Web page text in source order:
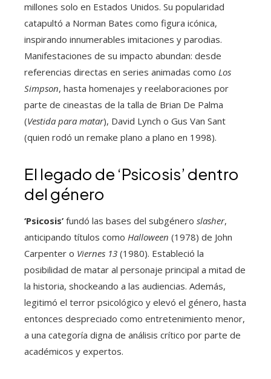
millones solo en Estados Unidos. Su popularidad
catapultó a Norman Bates como figura icónica,
inspirando innumerables imitaciones y parodias.
Manifestaciones de su impacto abundan: desde
referencias directas en series animadas como Los
Simpson, hasta homenajes y reelaboraciones por
parte de cineastas de la talla de Brian De Palma
(Vestida para matar), David Lynch o Gus Van Sant
(quien rodó un remake plano a plano en 1998).
El legado de ‘Psicosis’ dentro
del género
‘Psicosis’ fundó las bases del subgénero slasher,
anticipando títulos como Halloween (1978) de John
Carpenter o Viernes 13 (1980). Estableció la
posibilidad de matar al personaje principal a mitad de
la historia, shockeando a las audiencias. Además,
legitimó el terror psicológico y elevó el género, hasta
entonces despreciado como entretenimiento menor,
a una categoría digna de análisis crítico por parte de
académicos y expertos.